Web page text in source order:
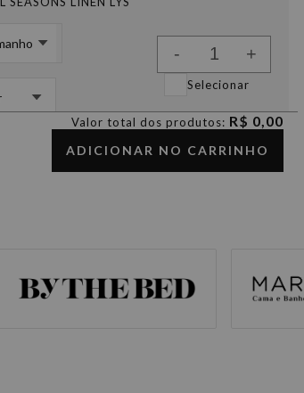
3.539,90
- +
Selecionar
Valor total dos produtos: R$ 0,00
ADICIONAR NO CARRINHO